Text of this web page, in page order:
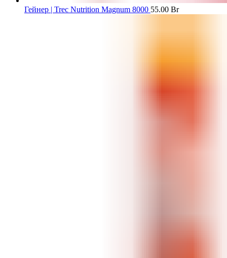
Гейнер | Trec Nutrition Magnum 8000 55.00 Br